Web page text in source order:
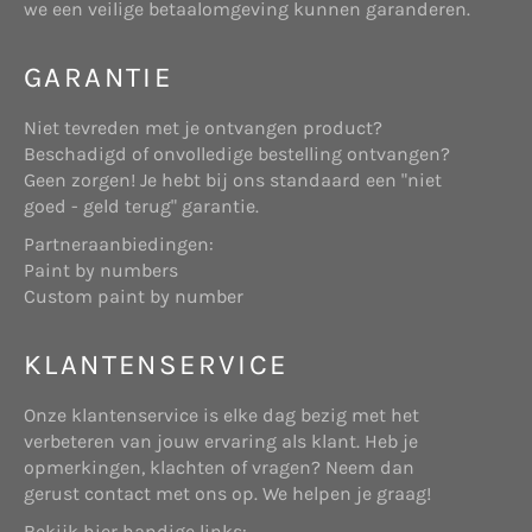
bereikbaar via www.tuzo.nl, daaronder mede
Websitehouder: de onderneming Start Online
die gevestigd is aan Telderslaan 23 te Utrecht,
onder nummer 71986758.
bovengenoemde website.
wij onze diensten hierop kunnen afstemmen.
Deze website maakt gebruik van “cookies”
geplaatst) om de website te helpen analyseren
hoe gebruikers de site gebruiken. De door het
cookie gegenereerde informatie over uw gebruik
van de website kan worden overgebracht naar
eigen beveiligde servers van www.shopbrands.nl
of die van een derde partij. Wij gebruiken deze
informatie om bij te houden hoe u de website
gebruikt, om rapporten over de website-activiteit
met betrekking tot website-activiteit en
Doeleinden
We verzamelen of gebruiken geen informatie voor
andere doeleinden dan de doeleinden die worden
we een veilige betaalomgeving kunnen garanderen.
GARANTIE
Niet tevreden met je ontvangen product?
Beschadigd of onvolledige bestelling ontvangen?
Geen zorgen! Je hebt bij ons standaard een "niet
goed - geld terug" garantie.
Partneraanbiedingen:
Paint by numbers
Custom paint by number
KLANTENSERVICE
Onze klantenservice is elke dag bezig met het
verbeteren van jouw ervaring als klant. Heb je
opmerkingen, klachten of vragen? Neem dan
gerust contact met ons op. We helpen je graag!